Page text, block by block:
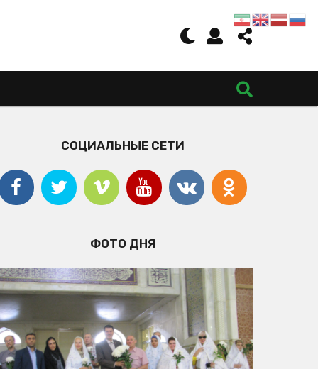
СОЦИАЛЬНЫЕ СЕТИ
ФОТО ДНЯ